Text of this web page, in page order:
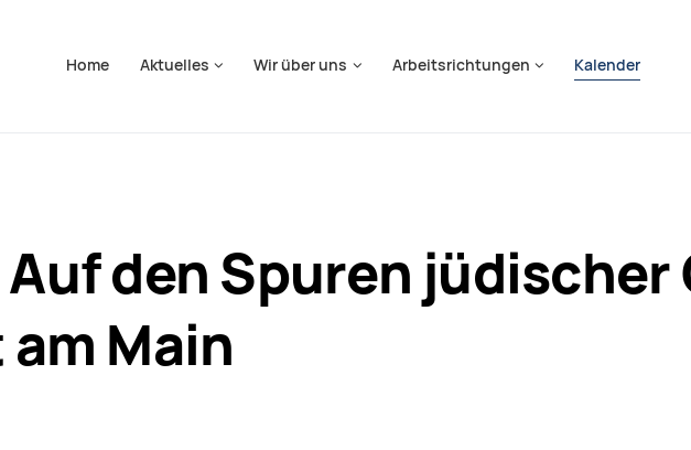
Home
Aktuelles Wir über uns Arbeitsrichtungen Kalender
den Spuren
Main